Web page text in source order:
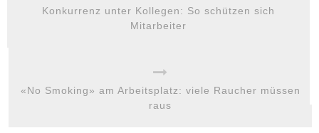
Konkurrenz unter Kollegen: So schützen sich
Mitarbeiter
«No Smoking» am Arbeitsplatz: viele Raucher müssen
raus